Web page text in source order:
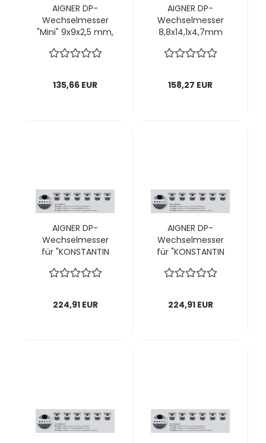
AIGNER DP-
Wechselmesser
"Mini" 9x9x2,5 mm,
„KONSTANTIN Mini“
Stück
135,66 EUR
AIGNER DP-
Wechselmesser
8,8x14,1x4,7mm
für „KONSTANTIN“
VPE = 4 Stück
158,27 EUR
AIGNER DP-
Wechselmesser
für "KONSTANTIN
14,5x8,6 mm; 1 VPE
224,91 EUR
AIGNER DP-
Wechselmesser
für "KONSTANTIN
14,5x8,6 mm; 1 VPE
224,91 EUR